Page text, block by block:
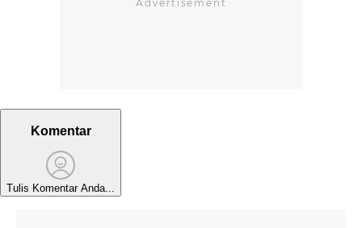
Komentar
Tulis Komentar Anda...